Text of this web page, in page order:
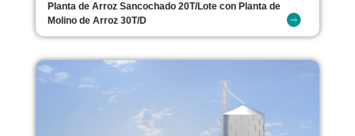
Planta de Arroz Sancochado 20T/Lote con Planta de
Molino de Arroz 30T/D